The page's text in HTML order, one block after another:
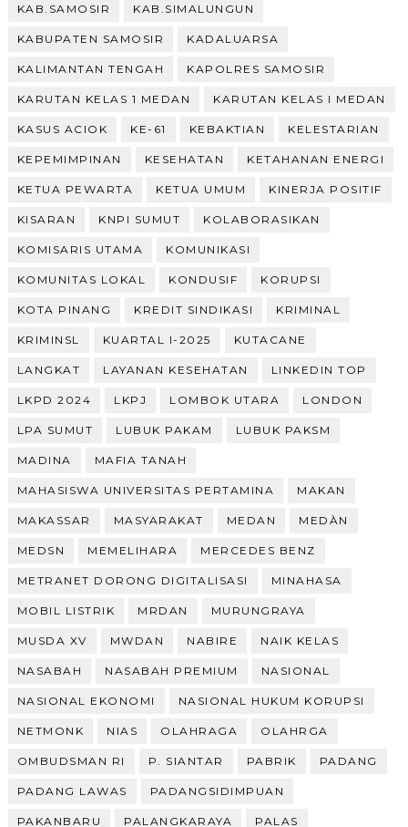
KAB.SAMOSIR KAB.SIMALUNGUN
KABUPATEN SAMOSIR KADALUARSA
KALIMANTAN TENGAH KAPOLRES SAMOSIR
KARUTAN KELAS 1 MEDAN KARUTAN KELAS I MEDAN
KASUS ACIOK KE-61 KEBAKTIAN KELESTARIAN
KEPEMIMPINAN KESEHATAN KETAHANAN ENERGI
KETUA PEWARTA KETUA UMUM KINERJA POSITIF
KISARAN KNPI SUMUT KOLABORASIKAN
KOMISARIS UTAMA KOMUNIKASI
KOMUNITAS LOKAL KONDUSIF KORUPSI
KOTA PINANG KREDIT SINDIKASI KRIMINAL
KRIMINSL KUARTAL I-2025 KUTACANE
LANGKAT LAYANAN KESEHATAN LINKEDIN TOP
LKPD 2024 LKPJ LOMBOK UTARA LONDON
LPA SUMUT LUBUK PAKAM LUBUK PAKSM
MADINA MAFIA TANAH
MAHASISWA UNIVERSITAS PERTAMINA MAKAN
MAKASSAR MASYARAKAT MEDAN MEDÀN
MEDSN MEMELIHARA MERCEDES BENZ
METRANET DORONG DIGITALISASI MINAHASA
MOBIL LISTRIK MRDAN MURUNGRAYA
MUSDA XV MWDAN NABIRE NAIK KELAS
NASABAH NASABAH PREMIUM NASIONAL
NASIONAL EKONOMI NASIONAL HUKUM KORUPSI
NETMONK NIAS OLAHRAGA OLAHRGA
OMBUDSMAN RI P. SIANTAR PABRIK PADANG
PADANG LAWAS PADANGSIDIMPUAN
PAKANBARU PALANGKARAYA PALAS